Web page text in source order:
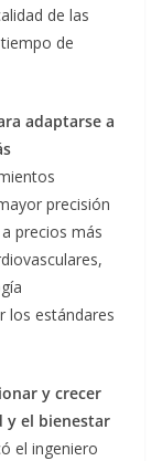
de las
de
adaptarse a
precisión
precios más
los estándares
y crecer
y el bienestar
el ingeniero